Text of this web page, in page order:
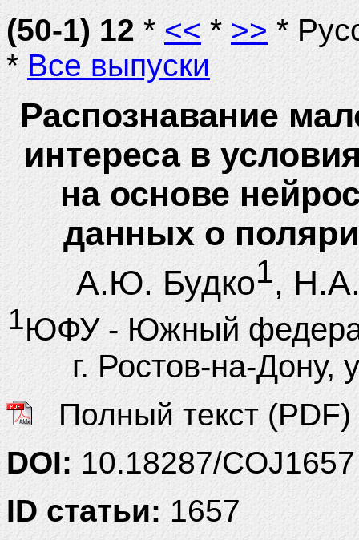
(50-1) 12*<< * >>*
*Все выпуски
Распознавание
интереса в
на основе
данных о
А.Ю. Будко1,
1ЮФУ - Южный
г. Ростов-на-
Полный текст (PDF)
DOI:10.18287/COJ1657
ID статьи:1657